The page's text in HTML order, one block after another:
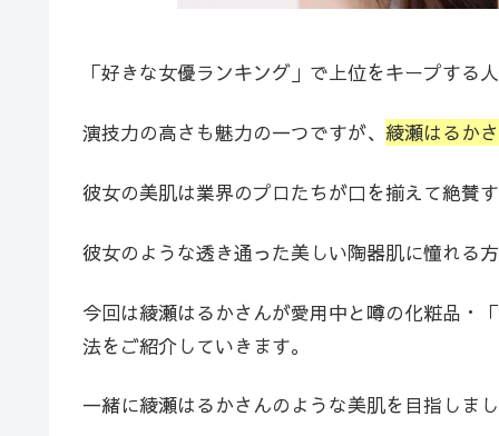
「好きな女優ランキング」で上位をキープする
演技力の高さも魅力の一つですが、 綾瀬はるか
彼女の美肌は業界のプロたちが口を揃えて絶賛
彼女のような透き通った美しい陶器肌に憧れる
今回は綾瀬はるかさんが愛用中と噂の化粧品・
法をご紹介していきます。
一緒に綾瀬はるかさんのような美肌を目指しま